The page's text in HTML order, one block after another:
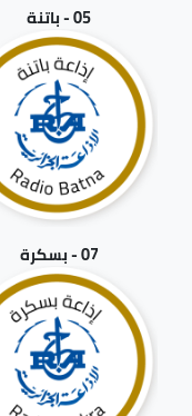
05 - باتنة
07 - بسكرة